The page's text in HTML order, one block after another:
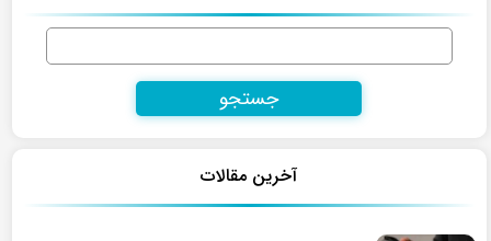
جستجو
آخرین مقالات